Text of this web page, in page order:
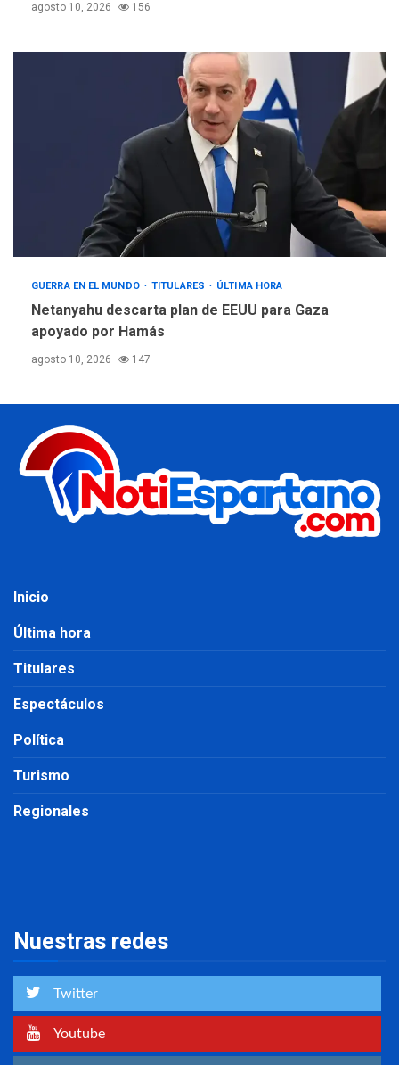
agosto 10, 2026 156
GUERRA EN EL MUNDO TITULARES ÚLTIMA HORA
Netanyahu descarta plan de EEUU para Gaza
apoyado por Hamás
agosto 10, 2026 147
Inicio
Última hora
Titulares
Espectáculos
Política
Turismo
Regionales
Nuestras redes
Twitter
Youtube